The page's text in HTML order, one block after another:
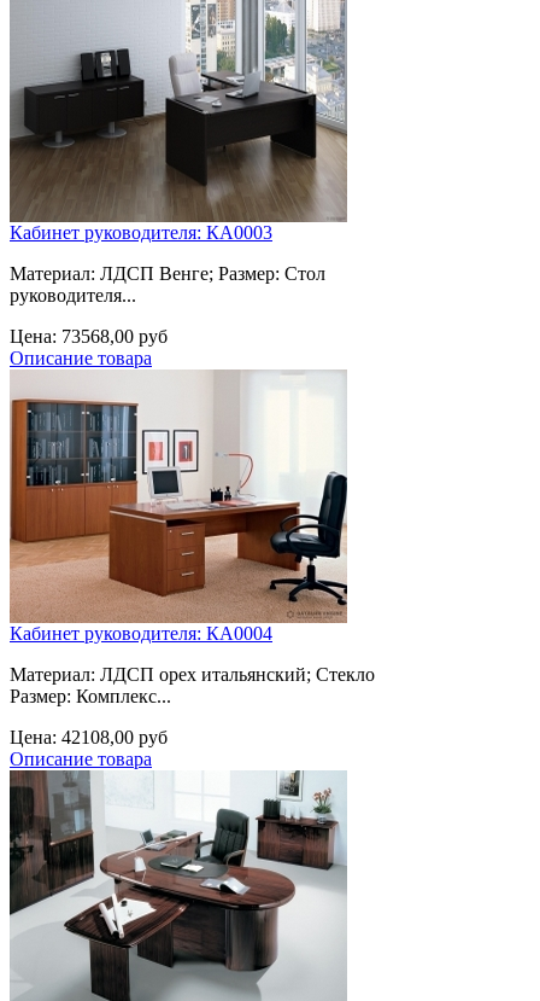
Кабинет руководителя: КА0003
Материал: ЛДСП Венге; Размер: Стол
руководителя...
Цена: 73568,00 руб
Описание товара
Кабинет руководителя: КА0004
Материал: ЛДСП орех итальянский; Cтекло
Размер: Комплекс...
Цена: 42108,00 руб
Описание товара